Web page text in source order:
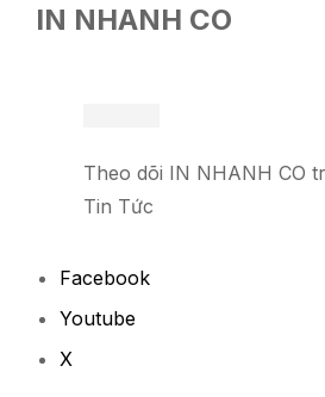
IN NHANH CO
Theo dõi IN NHANH CO
Tin Tức
Facebook
Youtube
X